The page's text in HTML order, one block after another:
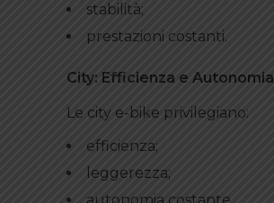
stabilità;
prestazioni costanti.
City: Efficienza e Autonomia
Le city e-bike privilegiano:
efficienza;
leggerezza;